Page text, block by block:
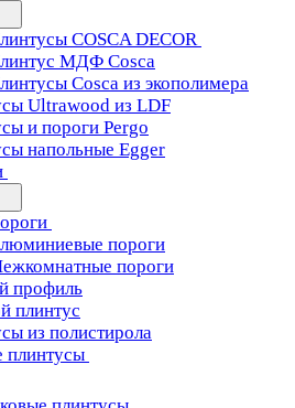
COSCA DECOR
МДФ Cosca
Cosca из экополимера
Ultrawood из LDF
и пороги Pergo
напольные Egger
пороги
пороги
профиль
плинтус
из полистирола
плинтусы